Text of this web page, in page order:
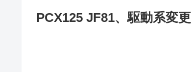
PCX125 JF81、駆動系変更